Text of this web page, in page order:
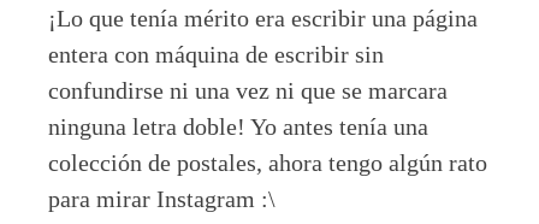
¡Lo que tenía mérito era escribir una página
entera con máquina de escribir sin
confundirse ni una vez ni que se marcara
ninguna letra doble! Yo antes tenía una
colección de postales, ahora tengo algún rato
para mirar Instagram :\